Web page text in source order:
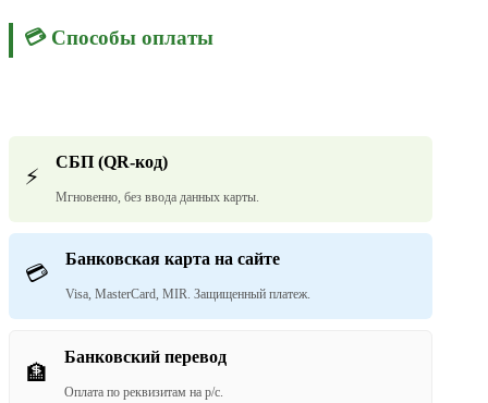
💳 Способы оплаты
⚡
СБП (QR-код)
Мгновенно, без ввода данных карты.
💳
Банковская карта на сайте
Visa, MasterCard, MIR. Защищенный платеж.
🏦
Банковский перевод
Оплата по реквизитам на р/с.